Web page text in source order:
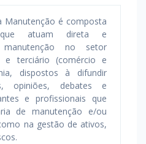
Manutenção é composta
atuam direta e
no setor
e terciário (comércio e
dispostos à difundir
opiniões, debates e
e profissionais que
de manutenção e/ou
na gestão de ativos,